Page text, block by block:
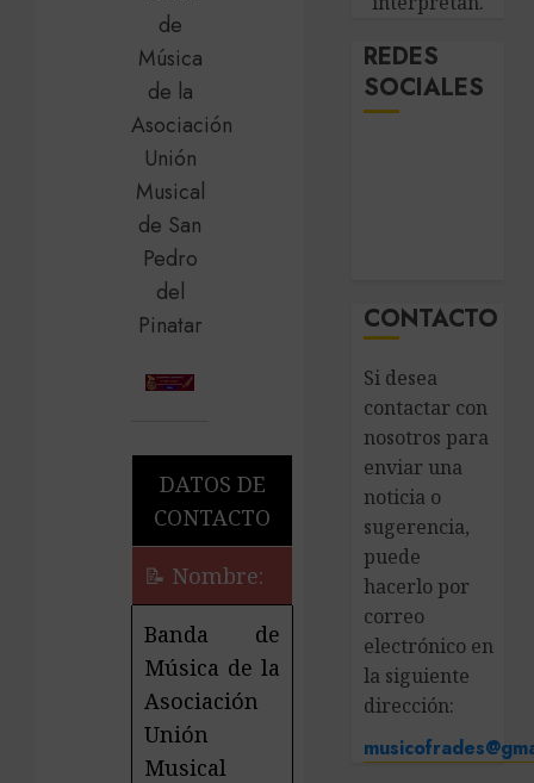
DATOS DE
CONTACTO
📝 Nombre:
Banda de
Música de la
Asociación
Unión
Musical
REDES
SOCIALES
CONTACTO
Si desea
contactar con
nosotros para
enviar una
noticia o
sugerencia,
puede
hacerlo por
correo
electrónico en
la siguiente
dirección: